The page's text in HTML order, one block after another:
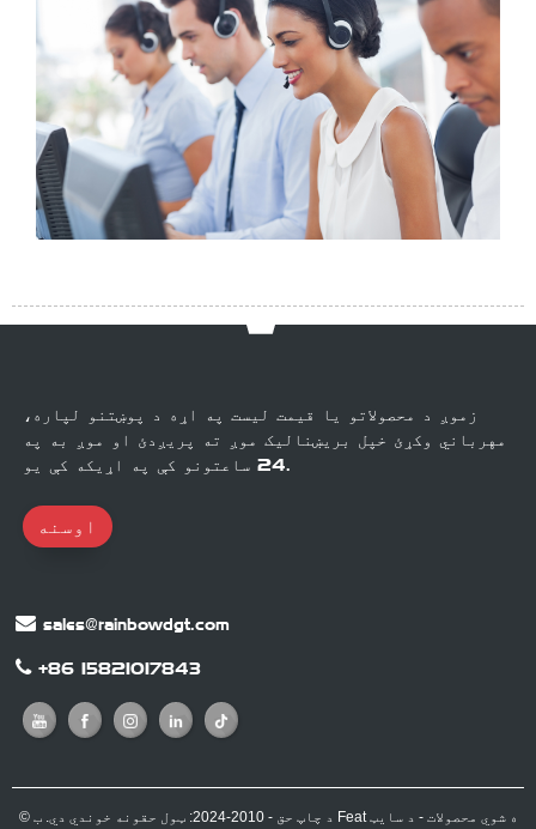
زموږ د محصولاتو یا قیمت لیست په اړه د پوښتنو لپاره،
مهرباني وکړئ خپل بریښنالیک موږ ته پریږدئ او موږ به په
24 ساعتونو کې په اړیکه کې یو.
اوسنه
sales@rainbowdgt.com
+86 15821017843
© د چاپ حق - 2010-2024: ټول حقونه خوندي دي. ب Feat ه شوي محصولات - د سایټ